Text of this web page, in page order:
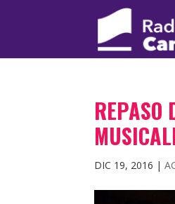
REPASO
DIC 19, 2016 |